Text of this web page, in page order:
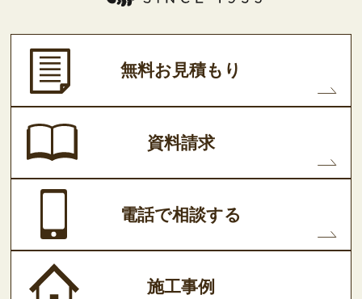
無料お見積もり
資料請求
電話で相談する
施工事例